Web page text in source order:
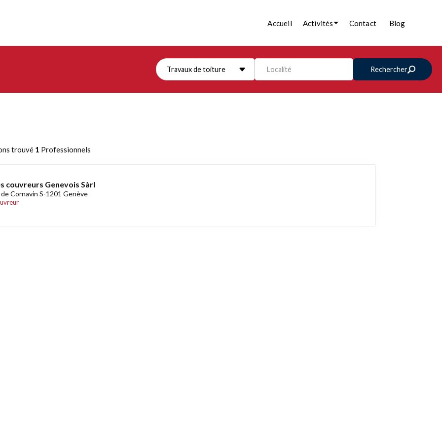
Accueil Activités Contact Blog
Travaux de toiture Localité Rechercher
trouvé 1 Professionnels
couvreurs Genevois Sàrl
Cornavin S-1201 Genève